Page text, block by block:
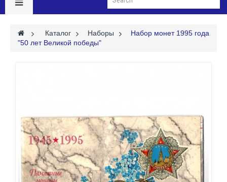
> Каталог > Наборы >
Набор монет 1995 года
"50 лет Великой победы"